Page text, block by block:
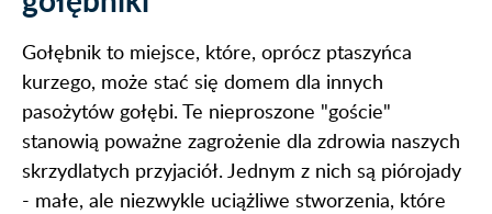
Gołębnik to miejsce, które, oprócz ptaszyńca
kurzego, może stać się domem dla innych
pasożytów gołębi. Te nieproszone "goście"
stanowią poważne zagrożenie dla zdrowia naszych
skrzydlatych przyjaciół. Jednym z nich są piórojady
- małe, ale niezwykle uciążliwe stworzenia, które